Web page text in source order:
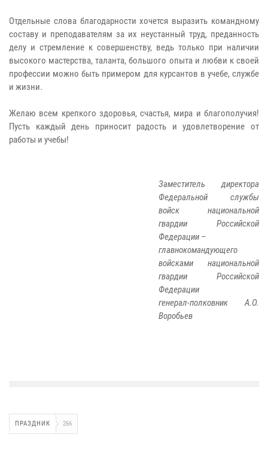
Отдельные слова благодарности хочется выразить командному
составу и преподавателям за их неустанный труд, преданность
делу и стремление к совершенству, ведь только при наличии
высокого мастерства, таланта, большого опыта и любви к своей
профессии можно быть примером для курсантов в учебе, службе
и жизни.
Желаю всем крепкого здоровья, счастья, мира и благополучия!
Пусть каждый день приносит радость и удовлетворение от
работы и учебы!
Заместитель директора
Федеральной службы
войск национальной
гвардии Российской
Федерации –
главнокомандующего
войсками национальной
гвардии Российской
Федерации
генерал-полковник А.О.
Воробьев
ПРАЗДНИК 266